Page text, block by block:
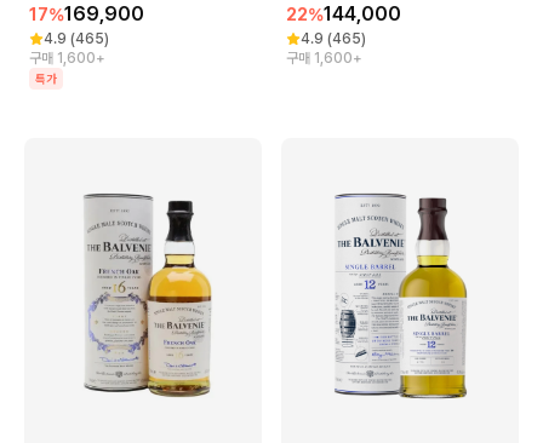
17%169,900
4.9 (465)
구매 1,600+
특가
22%144,000
4.9 (465)
구매 1,600+